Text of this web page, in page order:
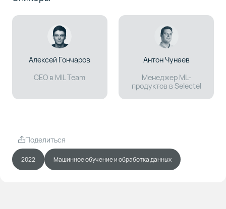
Алексей Гончаров
CEO в MIL Team
Антон Чунаев
Менеджер ML-
продуктов в Selectel
Поделиться
2022 Машинное обучение и обработка данных